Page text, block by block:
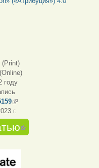
(Print)
(Online)
году
(внешняя ссылка)
г.